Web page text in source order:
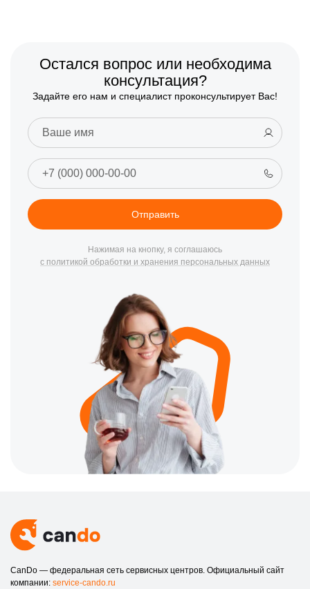
Остался вопрос или необходима
консультация?
Задайте его нам и специалист проконсультирует Вас!
Отправить
Нажимая на кнопку, я соглашаюсь
с политикой обработки и хранения персональных данных
CanDo — федеральная сеть сервисных центров. Официальный сайт
компании: service-cando.ru